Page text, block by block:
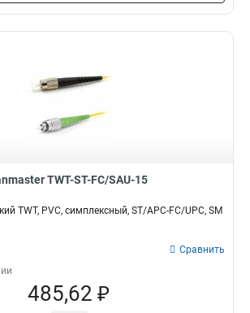
TWT-ST-FC/SAU-15
TWT, PVC, симплексный, ST/APC-FC/UPC, SM
Сравнить
485,62 ₽